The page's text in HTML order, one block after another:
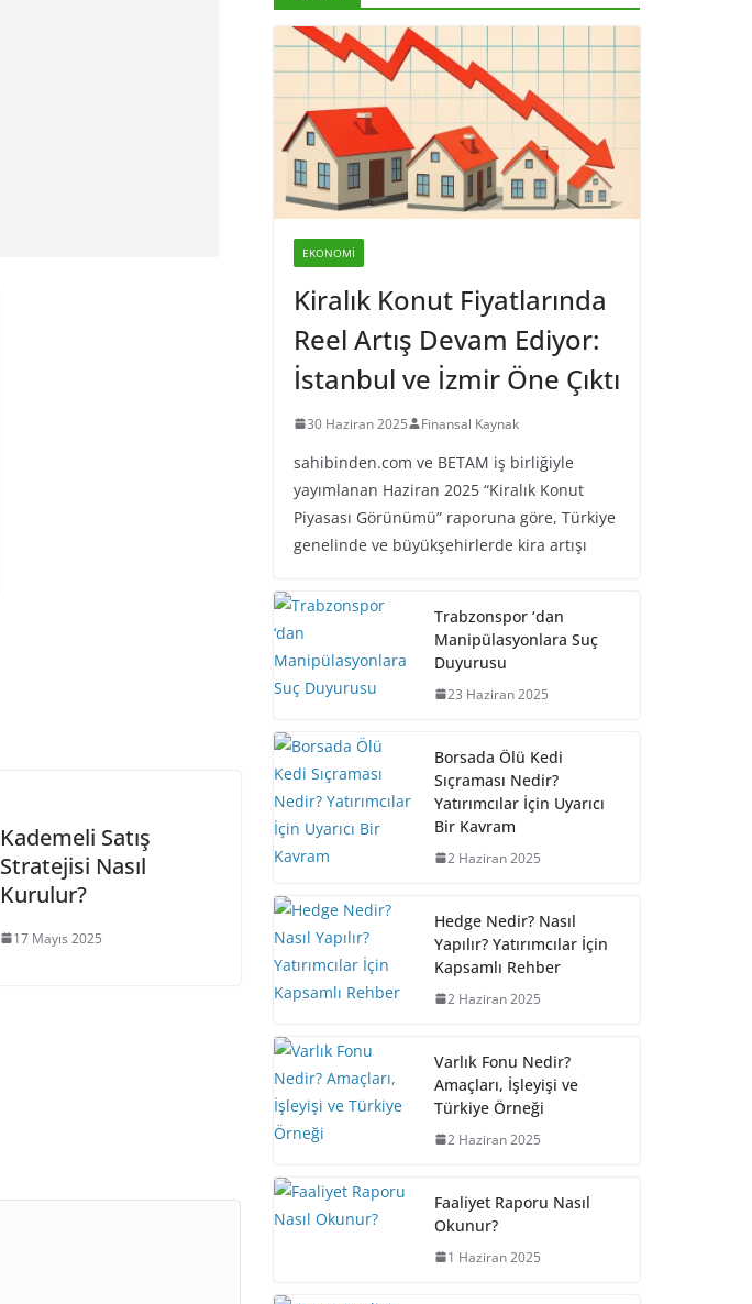
Kademeli Satış
Stratejisi Nasıl
Kurulur?
17 Mayıs 2025
EKONOMI
Kiralık Konut Fiyatlarında
Reel Artış Devam Ediyor:
İstanbul ve İzmir Öne Çıktı
30 Haziran 2025 Finansal Kaynak
sahibinden.com ve BETAM iş birliğiyle
yayımlanan Haziran 2025 “Kiralık Konut
Piyasası Görünümü” raporuna göre, Türkiye
genelinde ve büyükşehirlerde kira artışı
Trabzonspor ‘dan
Manipülasyonlara Suç
Duyurusu
23 Haziran 2025
Borsada Ölü Kedi
Sıçraması Nedir?
Yatırımcılar İçin Uyarıcı
Bir Kavram
2 Haziran 2025
Hedge Nedir? Nasıl
Yapılır? Yatırımcılar İçin
Kapsamlı Rehber
2 Haziran 2025
Varlık Fonu Nedir?
Amaçları, İşleyişi ve
Türkiye Örneği
2 Haziran 2025
Faaliyet Raporu Nasıl
Okunur?
1 Haziran 2025